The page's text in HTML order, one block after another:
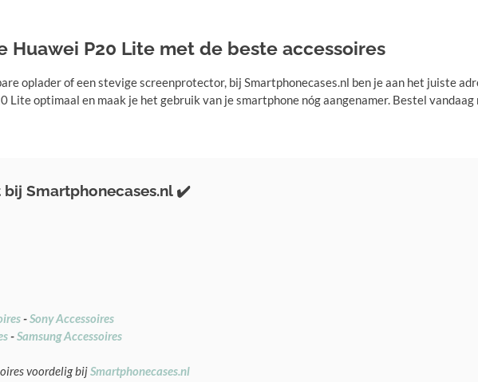
Huawei P20 Lite met de beste accessoires
oplader of een stevige screenprotector, bij Smartphonecases.nl ben je aan het juiste
optimaal en maak je het gebruik van je smartphone nóg aangenamer. Bestel vandaag
bij Smartphonecases.nl ✔️
-Sony Accessoires
-Samsung Accessoires
voordelig bijSmartphonecases.nl